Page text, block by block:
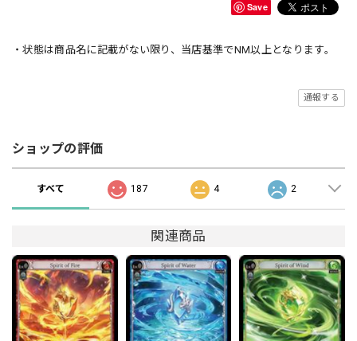
Save
・状態は商品名に記載がない限り、当店基準でNM以上となります。
通報する
ショップの評価
すべて 187 4 2
関連商品